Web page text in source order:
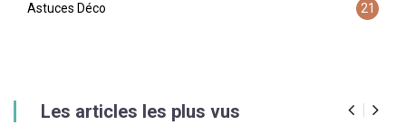
Astuces Déco 21
Les articles les plus vus